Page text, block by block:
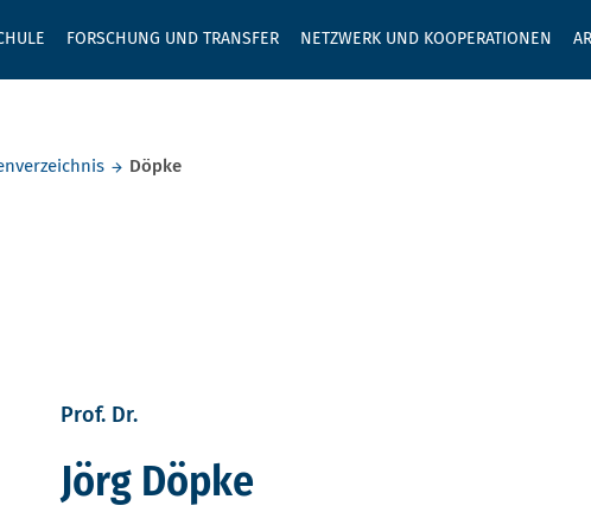
FORSCHUNG UND TRANSFER NETZWERK UND KOOPERATIONEN
GEBEN
Döpke
Prof. Dr.
Jörg Döpke